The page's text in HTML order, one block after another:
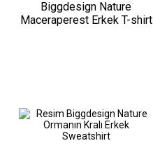
Biggdesign Nature
Maceraperest Erkek T-shirt